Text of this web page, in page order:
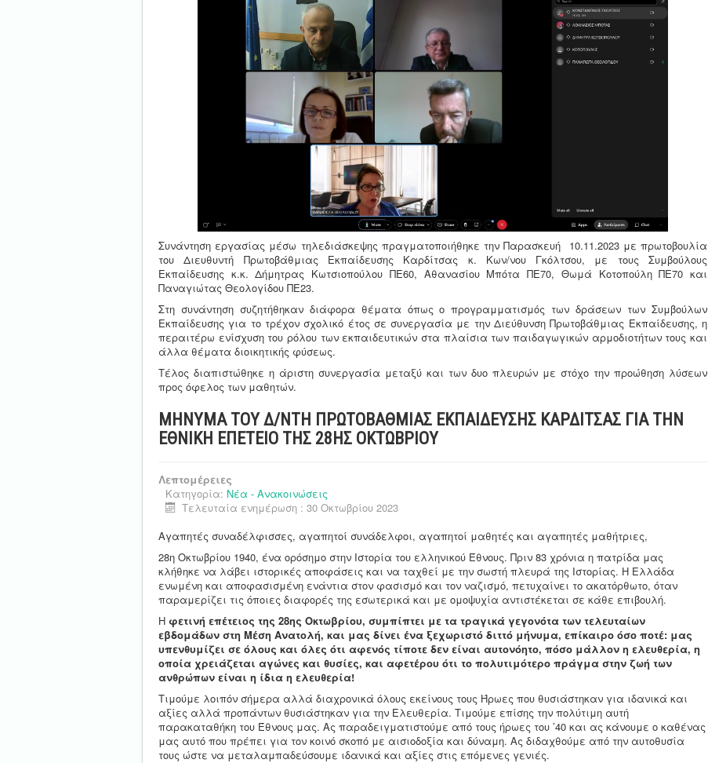
Συνάντηση εργασίας μέσω τηλεδιάσκεψης πραγματοποιήθηκε την Παρασκευή 10.11.2023 με πρωτοβουλία
του Διευθυντή Πρωτοβάθμιας Εκπαίδευσης Καρδίτσας κ. Κων/νου Γκόλτσου, με τους Συμβούλους
Εκπαίδευσης κ.κ. Δήμητρας Κωτσιοπούλου ΠΕ60, Αθανασίου Μπότα ΠΕ70, Θωμά Κοτοπούλη ΠΕ70 και
Παναγιώτας Θεολογίδου ΠΕ23.
Στη συνάντηση συζητήθηκαν διάφορα θέματα όπως ο προγραμματισμός των δράσεων των Συμβούλων
Εκπαίδευσης για το τρέχον σχολικό έτος σε συνεργασία με την Διεύθυνση Πρωτοβάθμιας Εκπαίδευσης, η
περαιτέρω ενίσχυση του ρόλου των εκπαιδευτικών στα πλαίσια των παιδαγωγικών αρμοδιοτήτων τους και
άλλα θέματα διοικητικής φύσεως.
Τέλος διαπιστώθηκε η άριστη συνεργασία μεταξύ και των δυο πλευρών με στόχο την προώθηση λύσεων
προς όφελος των μαθητών.
ΜΗΝΥΜΑ ΤΟΥ Δ/ΝΤΗ ΠΡΩΤΟΒΑΘΜΙΑΣ ΕΚΠΑΙΔΕΥΣΗΣ ΚΑΡΔΙΤΣΑΣ ΓΙΑ ΤΗΝ
ΕΘΝΙΚΗ ΕΠΕΤΕΙΟ ΤΗΣ 28ΗΣ ΟΚΤΩΒΡΙΟΥ
Λεπτομέρειες
Κατηγορία: Νέα - Ανακοινώσεις
Τελευταία ενημέρωση : 30 Οκτωβρίου 2023
Αγαπητές συναδέλφισσες, αγαπητοί συνάδελφοι, αγαπητοί μαθητές και αγαπητές μαθήτριες,
28η Οκτωβρίου 1940, ένα ορόσημο στην Ιστορία του ελληνικού Έθνους. Πριν 83 χρόνια η πατρίδα μας
κλήθηκε να λάβει ιστορικές αποφάσεις και να ταχθεί με την σωστή πλευρά της Ιστορίας. Η Ελλάδα
ενωμένη και αποφασισμένη ενάντια στον φασισμό και τον ναζισμό, πετυχαίνει το ακατόρθωτο, όταν
παραμερίζει τις όποιες διαφορές της εσωτερικά και με ομοψυχία αντιστέκεται σε κάθε επιβουλή.
Η φετινή επέτειος της 28ης Οκτωβρίου, συμπίπτει με τα τραγικά γεγονότα των τελευταίων
εβδομάδων στη Μέση Ανατολή, και μας δίνει ένα ξεχωριστό διττό μήνυμα, επίκαιρο όσο ποτέ: μας
υπενθυμίζει σε όλους και όλες ότι αφενός τίποτε δεν είναι αυτονόητο, πόσο μάλλον η ελευθερία, η
οποία χρειάζεται αγώνες και θυσίες, και αφετέρου ότι το πολυτιμότερο πράγμα στην ζωή των
ανθρώπων είναι η ίδια η ελευθερία!
Τιμούμε λοιπόν σήμερα αλλά διαχρονικά όλους εκείνους τους Ήρωες που θυσιάστηκαν για ιδανικά και
αξίες αλλά προπάντων θυσιάστηκαν για την Ελευθερία. Τιμούμε επίσης την πολύτιμη αυτή
παρακαταθήκη του Έθνους μας. Ας παραδειγματιστούμε από τους ήρωες του ’40 και ας κάνουμε ο καθένας
μας αυτό που πρέπει για τον κοινό σκοπό με αισιοδοξία και δύναμη. Ας διδαχθούμε από την αυτοθυσία
τους ώστε να μεταλαμπαδεύσουμε ιδανικά και αξίες στις επόμενες γενιές.